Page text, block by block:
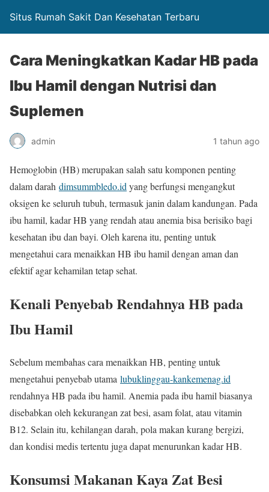
Situs Rumah Sakit Dan Kesehatan Terbaru
Cara Meningkatkan Kadar HB pada
Ibu Hamil dengan Nutrisi dan
Suplemen
admin 1 tahun ago
Hemoglobin (HB) merupakan salah satu komponen penting
dalam darah dimsummbledo.id yang berfungsi mengangkut
oksigen ke seluruh tubuh, termasuk janin dalam kandungan. Pada
ibu hamil, kadar HB yang rendah atau anemia bisa berisiko bagi
kesehatan ibu dan bayi. Oleh karena itu, penting untuk
mengetahui cara menaikkan HB ibu hamil dengan aman dan
efektif agar kehamilan tetap sehat.
Kenali Penyebab Rendahnya HB pada
Ibu Hamil
Sebelum membahas cara menaikkan HB, penting untuk
mengetahui penyebab utama lubuklinggau-kankemenag.id
rendahnya HB pada ibu hamil. Anemia pada ibu hamil biasanya
disebabkan oleh kekurangan zat besi, asam folat, atau vitamin
B12. Selain itu, kehilangan darah, pola makan kurang bergizi,
dan kondisi medis tertentu juga dapat menurunkan kadar HB.
Konsumsi Makanan Kaya Zat Besi